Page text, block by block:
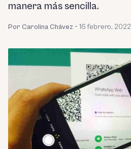
manera más sencilla.
Por Carolina Chávez • 16 febrero, 2022